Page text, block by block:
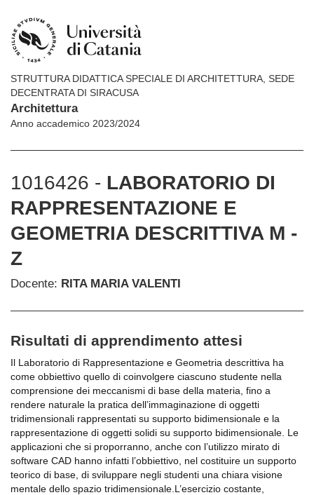
STRUTTURA DIDATTICA SPECIALE DI ARCHITETTURA, SEDE
DECENTRATA DI SIRACUSA
Architettura
Anno accademico 2023/2024
1016426 - LABORATORIO DI
RAPPRESENTAZIONE E
GEOMETRIA DESCRITTIVA M -
Z
Docente: RITA MARIA VALENTI
Risultati di apprendimento attesi
Il Laboratorio di Rappresentazione e Geometria descrittiva ha
come obbiettivo quello di coinvolgere ciascuno studente nella
comprensione dei meccanismi di base della materia, fino a
rendere naturale la pratica dell’immaginazione di oggetti
tridimensionali rappresentati su supporto bidimensionale e la
rappresentazione di oggetti solidi su supporto bidimensionale. Le
applicazioni che si proporranno, anche con l’utilizzo mirato di
software CAD hanno infatti l’obbiettivo, nel costituire un supporto
teorico di base, di sviluppare negli studenti una chiara visione
mentale dello spazio tridimensionale.L’esercizio costante,